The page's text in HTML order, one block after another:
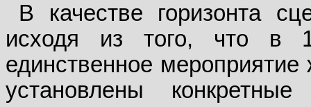
В качестве горизонта
исходя из того, что в
единственное
установлены